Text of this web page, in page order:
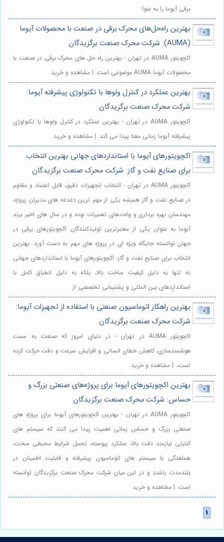
برقی آیوما را به عنوا
بهترین راه‌حل‌های محرک برقی در صنعت با محصولات آیوما
(AUMA): شرکت محرک صنعت برگزیدگان
اکچویتور AUMA در تهران - بهترین راه حل های محرک برقی در صنعت با
محصولات آیوما AUMA موضوعی است. | مشاهده و خرید
بهترین عملکرد در کنترل ولوها با تکنولوژی پیشرفته آیوما:
شرکت محرک صنعت برگزیدگان
اکچویتور AUMA در تهران - بهترین عملکرد در کنترل ولوها با تکنولوژی
پیشرفته آیوما زمانی معنا پیدا می کند. | مشاهده و خرید
اکچویتورهای آیوما با استانداردهای جهانی بهترین انتخاب
برای صنایع نفت و گاز: شرکت محرک صنعت برگزیدگان
اکچویتور AUMA در تهران - انتخاب تجهیزات دقیق، قابل اعتماد و مقاوم
در صنایع نفت و گاز همیشه یکی از مهم ترین دغدغه های مدیران پروژه،
مهندسان بهره برداری و واحدهای تعمیرات بوده و در سال های اخیر برند
آیوما به عنوان یکی از معتبرترین تولیدکنندگان اکچویتورهای برقی در
جهان توانسته جایگاه ویژه ای در پروژه های مهم به دست آورد. بهترین
انتخاب برای صنایع نفت و گاز؛ اکچویتورهای آیوما با استانداردهای جهانی
نه تنها به دلیل کیفیت ساخت بالا، بلکه به دلیل انطباق کامل با
استانداردهای بین المللی و پشتیبانی تخصصی از
بهترین راهکار اتوماسیون صنعتی با استفاده از تجهیزات آیوما:
شرکت محرک صنعت برگزیدگان
اکچویتور AUMA در تهران - در دنیای امروز که صنعت به سمت
هوشمندسازی، کاهش خطای انسانی و افزایش سرعت و دقت حرکت کرده
است،. | مشاهده و خرید
بهترین اکچویتورهای آیوما برای پروژه‌های صنعتی بزرگ و
حساس: شرکت محرک صنعت برگزیدگان
اکچویتور AUMA در تهران - بهترین اکچویتورهای آیوما برای پروژه های
صنعتی بزرگ و حساس زمانی اهمیت پیدا می کنند که سیستم های
کنترلی نیازمند دقت بالا، عملکرد پیوسته، تحمل شرایط محیطی سخت،
هماهنگی با سیستم های اتوماسیون پیشرفته و قابلیت اطمینان در
بلندمدت باشند و در این میان شرکت محرک صنعت برگزیدگان توانسته
است. | مشاهده و خرید